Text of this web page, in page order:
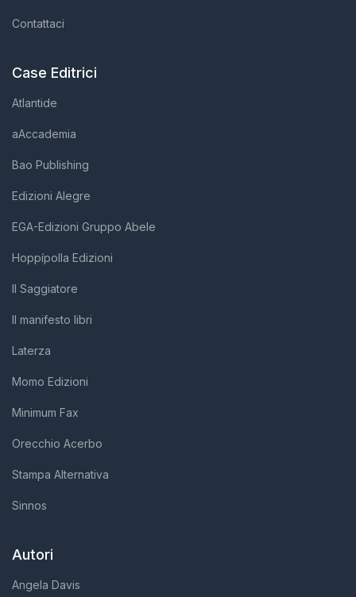
Contattaci
Case Editrici
Atlantide
aAccademia
Bao Publishing
Edizioni Alegre
EGA-Edizioni Gruppo Abele
Hoppípolla Edizioni
Il Saggiatore
Il manifesto libri
Laterza
Momo Edizioni
Minimum Fax
Orecchio Acerbo
Stampa Alternativa
Sinnos
Autori
Angela Davis